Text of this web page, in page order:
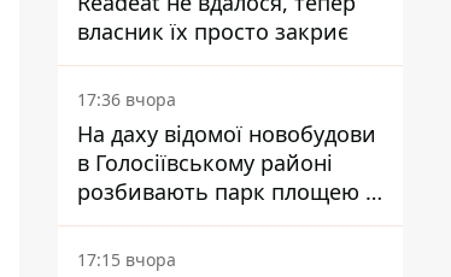
власник їх просто закриє
17:36 вчора
На даху відомої новобудови
в Голосіївському районі
розбивають парк площею в
гектар
17:15 вчора